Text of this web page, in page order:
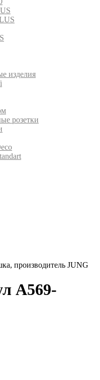
изделия
розетки
производитель JUNG
A569-